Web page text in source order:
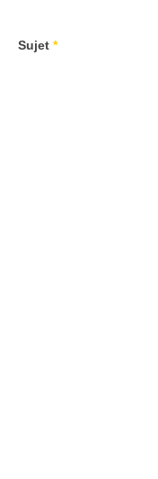
Sujet *